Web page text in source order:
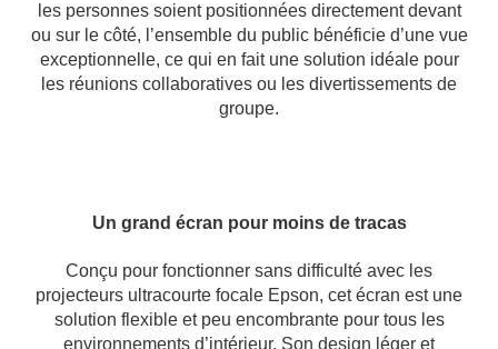
les personnes soient positionnées directement devant
ou sur le côté, l’ensemble du public bénéficie d’une vue
exceptionnelle, ce qui en fait une solution idéale pour
les réunions collaboratives ou les divertissements de
groupe.
Un grand écran pour moins de tracas
Conçu pour fonctionner sans difficulté avec les
projecteurs ultracourte focale Epson, cet écran est une
solution flexible et peu encombrante pour tous les
environnements d’intérieur. Son design léger et